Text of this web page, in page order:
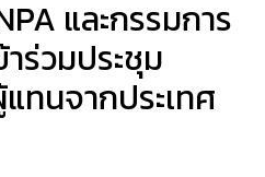
และกรรมการ
ร่วมประชุม
ทนจากประเทศ